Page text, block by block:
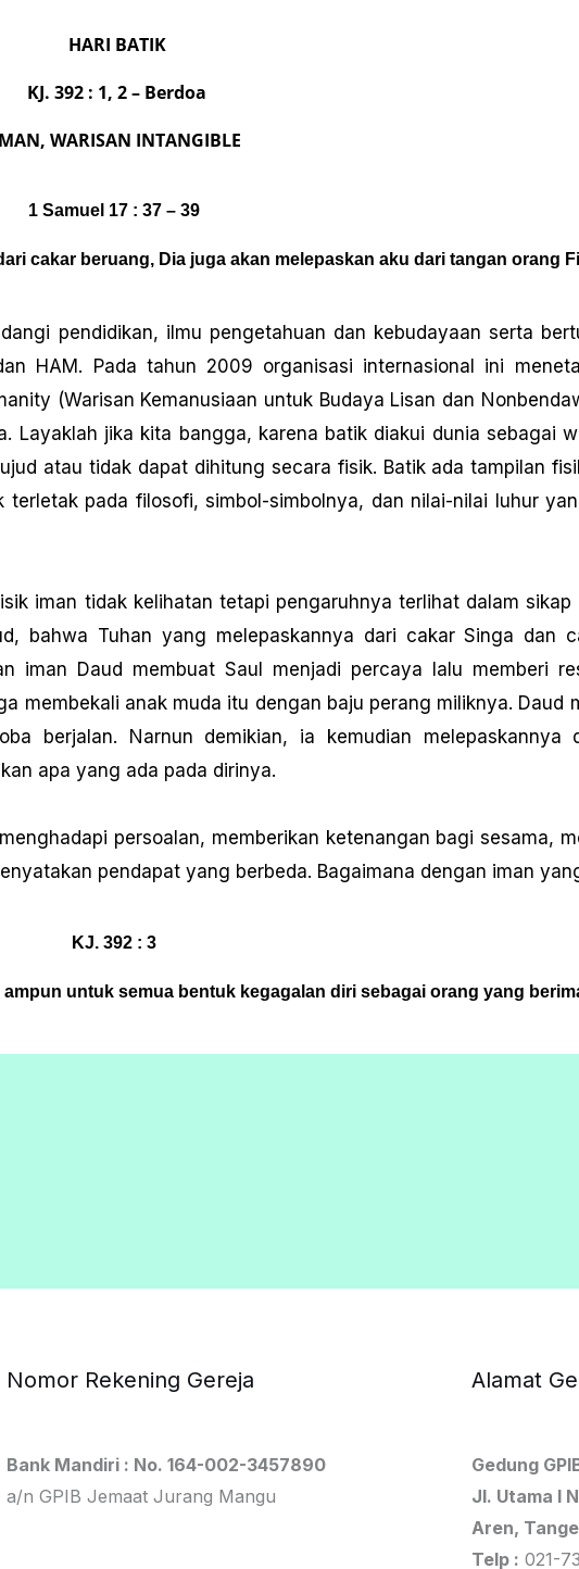
HARI BATIK
KJ. 392 : 1, 2 – Berdoa
WARISAN INTANGIBLE
1 Samuel 17 : 37 – 39
cakar beruang, Dia juga akan melepaskan aku dari tangan orang
pendidikan, ilmu pengetahuan dan kebudayaan serta
HAM. Pada tahun 2009 organisasi internasional ini
(Warisan Kemanusiaan untuk Budaya Lisan dan
Layaklah jika kita bangga, karena batik diakui dunia sebagai
atau tidak dapat dihitung secara fisik. Batik ada tampilan
pada filosofi, simbol-simbolnya, dan nilai-nilai Iuhur
iman tidak kelihatan tetapi pengaruhnya terlihat dalam sikap
bahwa Tuhan yang melepaskannya dari cakar Singa dan
iman Daud membuat Saul menjadi percaya lalu memberi
membekali anak muda itu dengan baju perang miliknya. Daud
berjalan. Narnun demikian, ia kemudian melepaskannya
apa yang ada pada dirinya.
persoalan, memberikan ketenangan bagi sesama,
pendapat yang berbeda. Bagaimana dengan iman
KJ. 392 : 3
untuk semua bentuk kegagalan diri sebagai orang yang
Nomor Rekening Gereja
Bank Mandiri : No. 164-002-3457890
a/n GPIB Jemaat Jurang Mangu
Alamat
Gedung
Jl. Utama I
Aren,
Telp : 021-